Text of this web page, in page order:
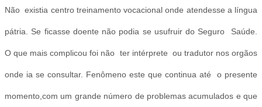
Não existia centro treinamento vocacional onde atendesse a língua
pátria. Se ficasse doente não podia se usufruir do Seguro Saúde.
O que mais complicou foi não ter intérprete ou tradutor nos orgãos
onde ia se consultar. Fenômeno este que continua até o presente
momento,com um grande número de problemas acumulados e que